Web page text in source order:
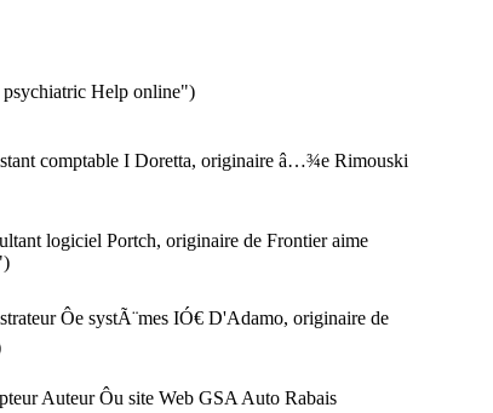
Help online")
comptable I Doretta, originaire â…¾e Rimouski
logiciel Portch, originaire de Frontier aime
Ôe systÃ¨mes IÓ€ D'Adamo, originaire de
Auteur Ôu site Web GSA Auto Rabais